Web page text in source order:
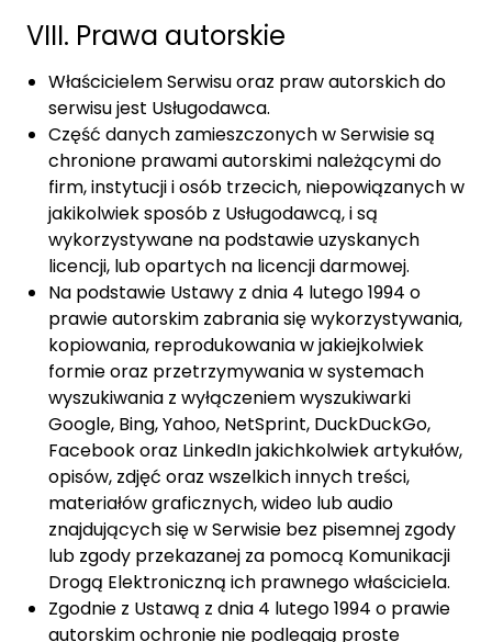
VIII. Prawa autorskie
Właścicielem Serwisu oraz praw autorskich do
serwisu jest Usługodawca.
Część danych zamieszczonych w Serwisie są
chronione prawami autorskimi należącymi do
firm, instytucji i osób trzecich, niepowiązanych w
jakikolwiek sposób z Usługodawcą, i są
wykorzystywane na podstawie uzyskanych
licencji, lub opartych na licencji darmowej.
Na podstawie Ustawy z dnia 4 lutego 1994 o
prawie autorskim zabrania się wykorzystywania,
kopiowania, reprodukowania w jakiejkolwiek
formie oraz przetrzymywania w systemach
wyszukiwania z wyłączeniem wyszukiwarki
Google, Bing, Yahoo, NetSprint, DuckDuckGo,
Facebook oraz LinkedIn jakichkolwiek artykułów,
opisów, zdjęć oraz wszelkich innych treści,
materiałów graficznych, wideo lub audio
znajdujących się w Serwisie bez pisemnej zgody
lub zgody przekazanej za pomocą Komunikacji
Drogą Elektroniczną ich prawnego właściciela.
Zgodnie z Ustawą z dnia 4 lutego 1994 o prawie
autorskim ochronie nie podlegają proste